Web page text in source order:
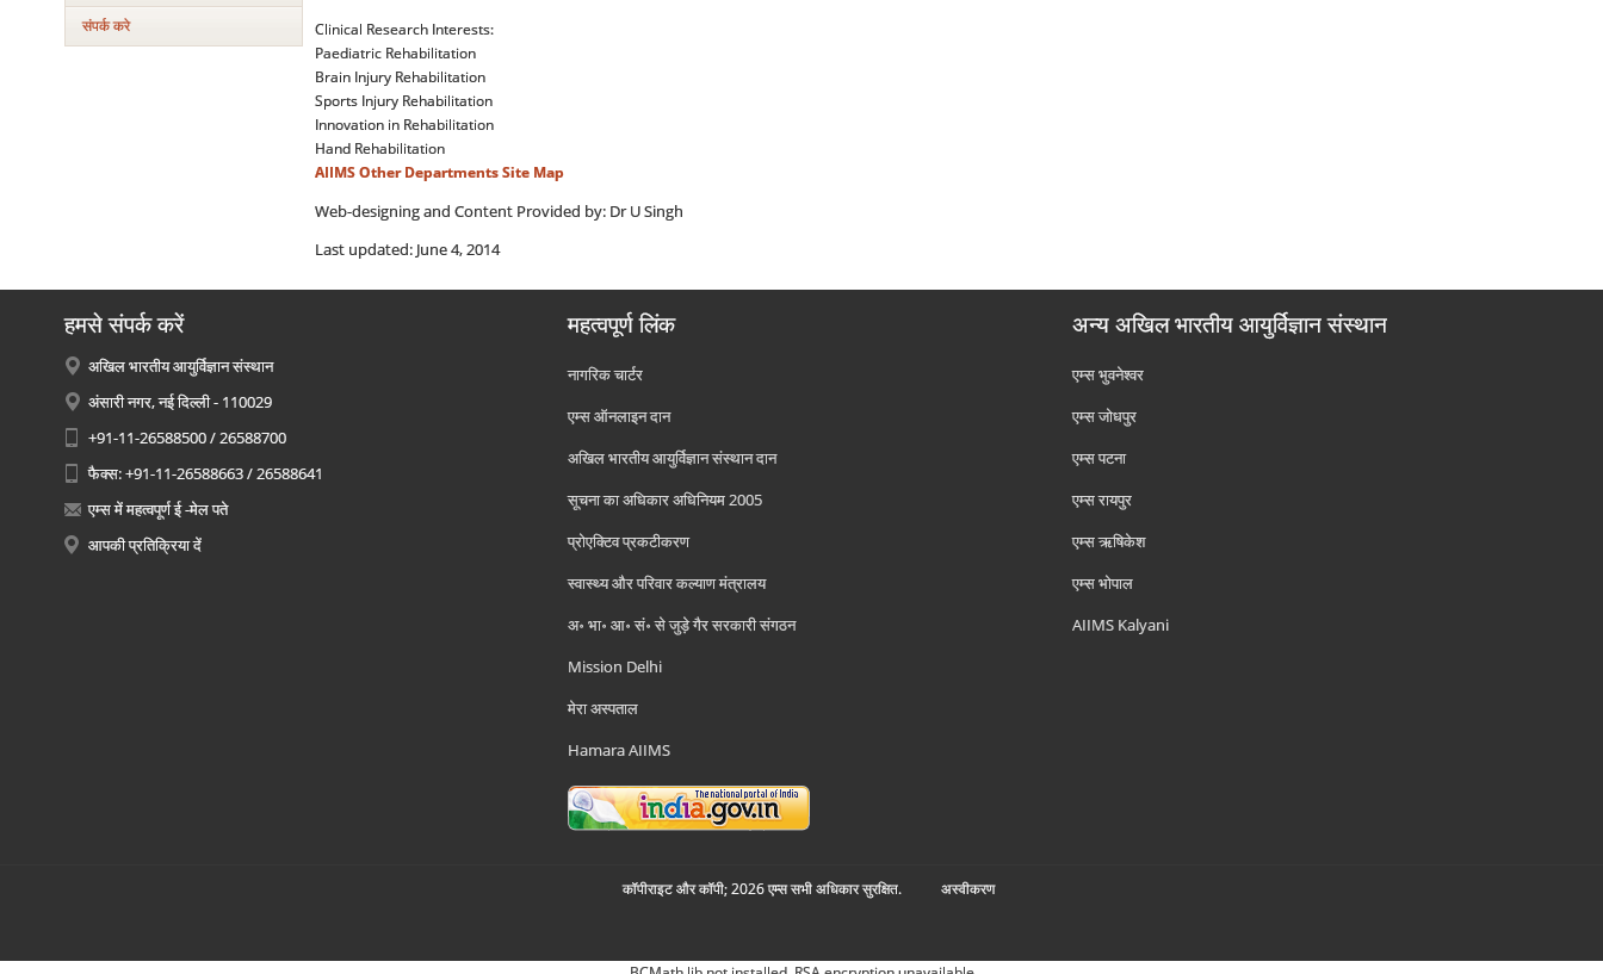
संपर्क करे
Clinical Research Interests:
Paediatric Rehabilitation
Brain Injury Rehabilitation
Sports Injury Rehabilitation
Innovation in Rehabilitation
Hand Rehabilitation
AIIMSOther DepartmentsSite Map
Web-designing and Content Provided by: Dr U Singh
Last updated: June 4, 2014
हमसे संपर्क करें
अखिल भारतीय आयुर्विज्ञान संस्थान
अंसारी नगर, नई दिल्ली - 110029
+91-11-26588500 / 26588700
फैक्स: +91-11-26588663 / 26588641
एम्स में महत्वपूर्ण ई -मेल पते
आपकी प्रतिक्रिया दें
महत्वपूर्ण लिंक
नागरिक चार्टर
एम्स ऑनलाइन दान
अखिल भारतीय आयुर्विज्ञान संस्थान दान
सूचना का अधिकार अधिनियम 2005
प्रोएक्टिव प्रकटीकरण
स्वास्थ्य और परिवार कल्याण मंत्रालय
अ॰ भा॰ आ॰ सं॰ से जुड़े गैर सरकारी संगठन
Mission Delhi
मेरा अस्पताल
Hamara AIIMS
अन्य अखिल भारतीय आयुर्विज्ञान संस्थान
एम्‍स भुवनेश्वर
एम्‍स जोधपुर
एम्‍स पटना
एम्‍स रायपुर
एम्‍स ऋषिकेश
एम्‍स भोपाल
AIIMS Kalyani
कॉपीराइट और कॉपी; 2026 एम्स सभी अधिकार सुरक्षित. अस्‍वीकरण